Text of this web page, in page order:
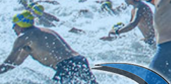
Saltar
al
contenido